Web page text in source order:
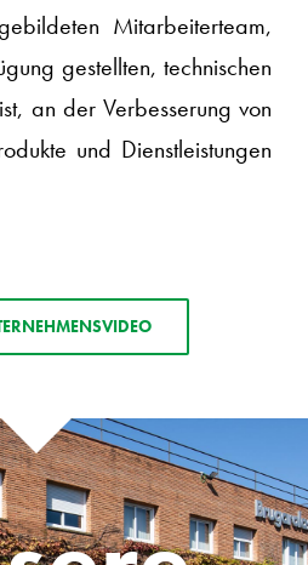
Mitarbeiterteam,
gestellten, technischen
an der Verbesserung von
und Dienstleistungen